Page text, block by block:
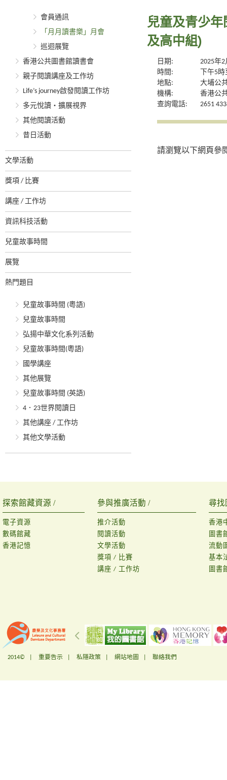
會員通訊
「月月讀書樂」月會
巡迴展覽
香港公共圖書館讀書會
親子閱讀講座及工作坊
Life’s journey啟發閱讀工作坊
多元悅讀‧擴展視界
其他閱讀活動
昔日活動
文學活動
獎項 / 比賽
講座 / 工作坊
資訊科技活動
兒童故事時間
展覽
熱門題目
兒童故事時間 (粵語)
兒童故事時間
弘揚中華文化系列活動
兒童故事時間(粵語)
國學講座
其他展覽
兒童故事時間 (英語)
4．23世界閱讀日
其他講座 / 工作坊
其他文學活動
兒童及青少
及高中組)
日期:
2025年
時間:
下午5
地點:
大埔公
機構:
香港公
查詢電話:
2651
請瀏覽以下網頁參
探索館藏資源 /
電子資源
數碼館藏
香港記憶
參與推廣活動 /
推介活動
閱讀活動
文學活動
獎項 / 比賽
講座 / 工作坊
尋找
香港
圖書
流動
基本
圖書
2014© | 重要告示 私隱政策 網站地圖 聯絡我們